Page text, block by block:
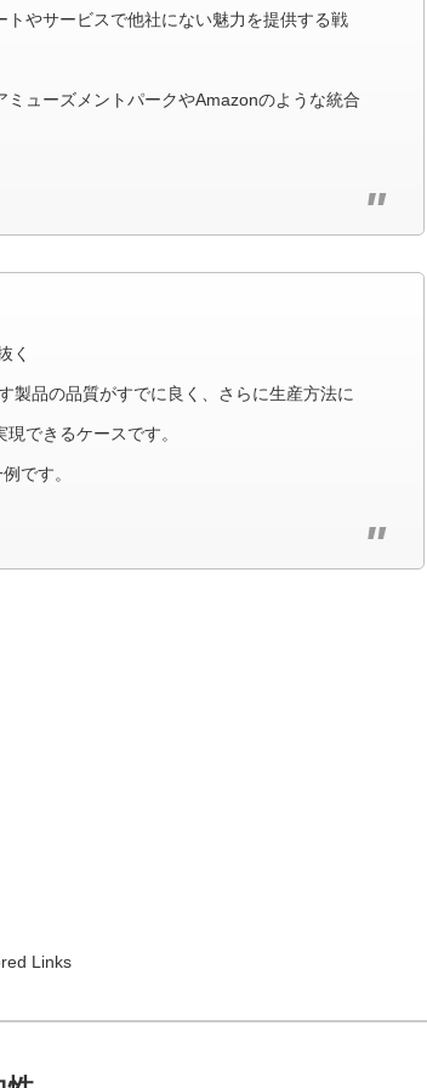
やサービスで他社にない魅力を提供する戦
ューズメントパークやAmazonのような統合
く
製品の品質がすでに良く、さらに生産方法に
できるケースです。
です。
Links